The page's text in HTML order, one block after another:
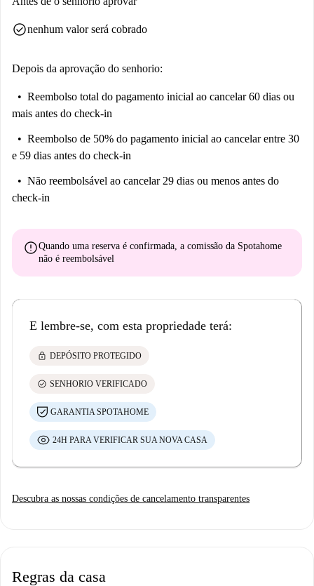
compras.
check_circlenenhum valor será cobrado
Depois da aprovação do senhorio:
Reembolso total do pagamento inicial ao cancelar 60 dias ou
mais antes do check-in
Reembolso de 50% do pagamento inicial ao cancelar entre 30
e 59 dias antes do check-in
Não reembolsável ao cancelar 29 dias ou menos antes do
check-in
errorQuando uma reserva é confirmada, a comissão da Spotahome
não é reembolsável
E lembre-se, com esta propriedade terá:
lock DEPÓSITO PROTEGIDO
check_circle SENHORIO VERIFICADO
GARANTIA SPOTAHOME
24H PARA VERIFICAR SUA NOVA CASA
Descubra as nossas condições de cancelamento transparentes
Regras da casa